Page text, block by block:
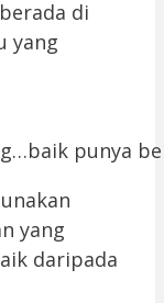
di
yang
punya
yang
daripada